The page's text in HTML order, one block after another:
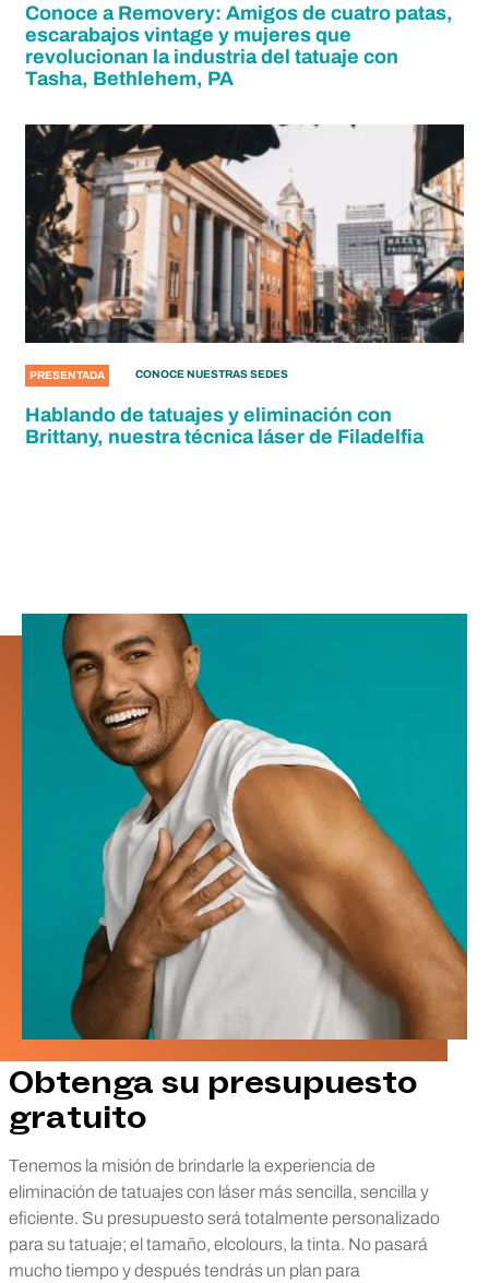
Conoce a Removery: Amigos de cuatro patas,
escarabajos vintage y mujeres que
revolucionan la industria del tatuaje con
Tasha, Bethlehem, PA
PRESENTADA CONOCE NUESTRAS SEDES
Hablando de tatuajes y eliminación con
Brittany, nuestra técnica láser de Filadelfia
Obtenga su presupuesto
gratuito
Tenemos la misión de brindarle la experiencia de
eliminación de tatuajes con láser más sencilla, sencilla y
eficiente. Su presupuesto será totalmente personalizado
para su tatuaje; el tamaño, elcolours, la tinta. No pasará
mucho tiempo y después tendrás un plan para